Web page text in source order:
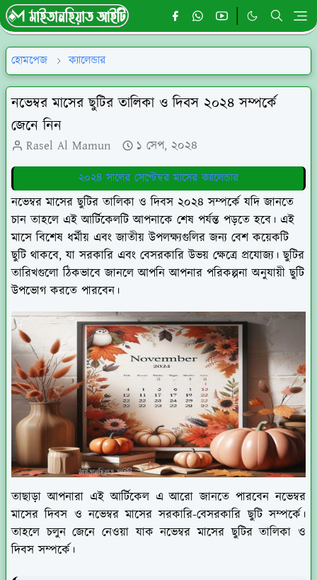
হোমপেজ ক্যালেন্ডার
নভেম্বর মাসের ছুটির তালিকা ও দিবস ২০২৪ সম্পর্কে
জেনে নিন
Rasel Al Mamun ১ সেপ, ২০২৪
২০২৪ সালের সেপ্টেম্বর মাসের ক্যালেন্ডার
নভেম্বর মাসের ছুটির তালিকা ও দিবস ২০২৪ সম্পর্কে যদি জানতে
চান তাহলে এই আর্টিকেলটি আপনাকে শেষ পর্যন্ত পড়তে হবে। এই
মাসে বিশেষ ধর্মীয় এবং জাতীয় উপলক্ষ্যগুলির জন্য বেশ কয়েকটি
ছুটি থাকবে, যা সরকারি এবং বেসরকারি উভয় ক্ষেত্রে প্রযোজ্য। ছুটির
তারিখগুলো ঠিকভাবে জানলে আপনি আপনার পরিকল্পনা অনুযায়ী ছুটি
উপভোগ করতে পারবেন।
তাছাড়া আপনারা এই আর্টিকেল এ আরো জানতে পারবেন নভেম্বর
মাসের দিবস ও নভেম্বর মাসের সরকারি-বেসরকারি ছুটি সম্পর্কে।
তাহলে চলুন জেনে নেওয়া যাক নভেম্বর মাসের ছুটির তালিকা ও
দিবস সম্পর্কে।